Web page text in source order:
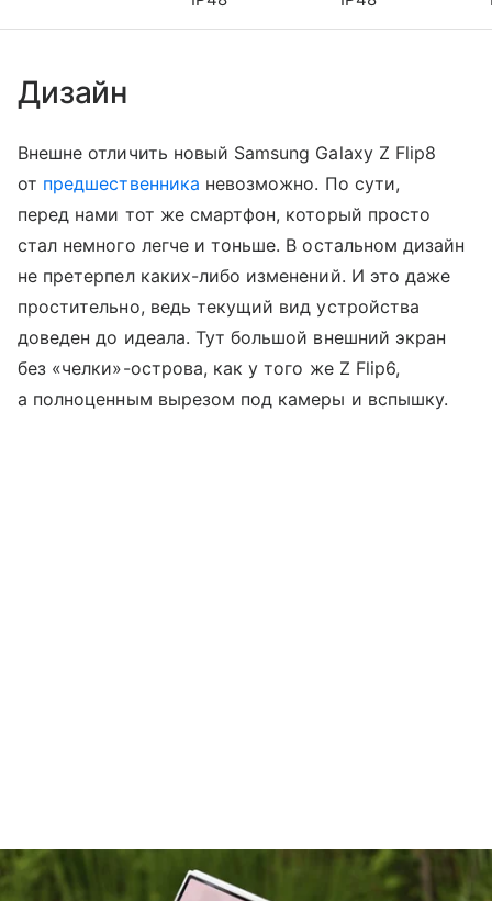
Дизайн
Внешне отличить новый Samsung Galaxy Z Flip8
от предшественника невозможно. По сути,
перед нами тот же смартфон, который просто
стал немного легче и тоньше. В остальном дизайн
не претерпел каких-либо изменений. И это даже
простительно, ведь текущий вид устройства
доведен до идеала. Тут большой внешний экран
без «челки»-острова, как у того же Z Flip6,
а полноценным вырезом под камеры и вспышку.